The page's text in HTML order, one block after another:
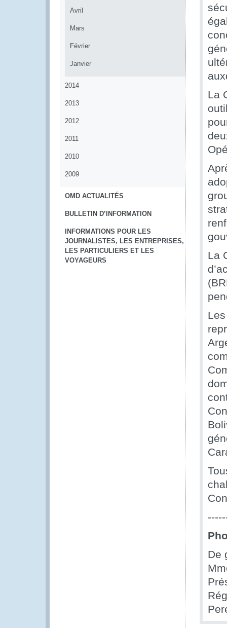
Avril
Mars
Février
Janvier
2014
2013
2012
2011
2010
2009
OMD ACTUALITÉS
BULLETIN D’INFORMATION
INFORMATIONS POUR LES
JOURNALISTES, LES ENTREPRISES,
LES PARTICULIERS ET LES
VOYAGEURS
La
La
De